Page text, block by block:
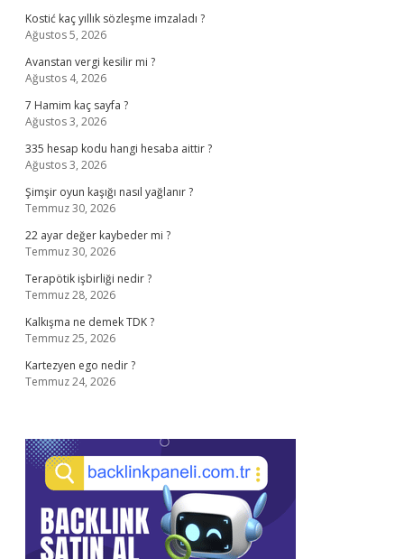
Kostić kaç yıllık sözleşme imzaladı ?
Ağustos 5, 2026
Avanstan vergi kesilir mi ?
Ağustos 4, 2026
7 Hamim kaç sayfa ?
Ağustos 3, 2026
335 hesap kodu hangi hesaba aittir ?
Ağustos 3, 2026
Şimşir oyun kaşığı nasıl yağlanır ?
Temmuz 30, 2026
22 ayar değer kaybeder mi ?
Temmuz 30, 2026
Terapötik işbirliği nedir ?
Temmuz 28, 2026
Kalkışma ne demek TDK ?
Temmuz 25, 2026
Kartezyen ego nedir ?
Temmuz 24, 2026